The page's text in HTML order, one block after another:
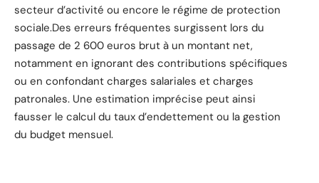
secteur d’activité ou encore le régime de protection
sociale.Des erreurs fréquentes surgissent lors du
passage de 2 600 euros brut à un montant net,
notamment en ignorant des contributions spécifiques
ou en confondant charges salariales et charges
patronales. Une estimation imprécise peut ainsi
fausser le calcul du taux d’endettement ou la gestion
du budget mensuel.